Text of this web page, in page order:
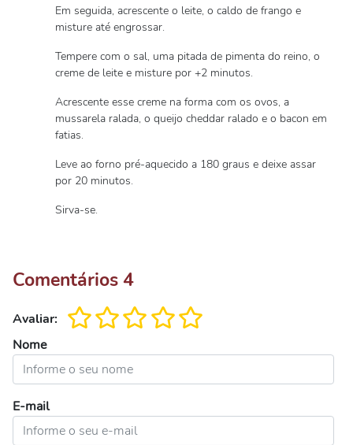
Em seguida, acrescente o leite, o caldo de frango e
misture até engrossar.
Tempere com o sal, uma pitada de pimenta do reino, o
creme de leite e misture por +2 minutos.
Acrescente esse creme na forma com os ovos, a
mussarela ralada, o queijo cheddar ralado e o bacon em
fatias.
Leve ao forno pré-aquecido a 180 graus e deixe assar
por 20 minutos.
Sirva-se.
Comentários4
Avaliar:
Nome
E-mail